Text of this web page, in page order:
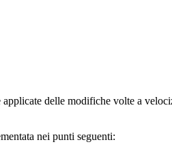
delle modifiche volte a
nei punti seguenti: